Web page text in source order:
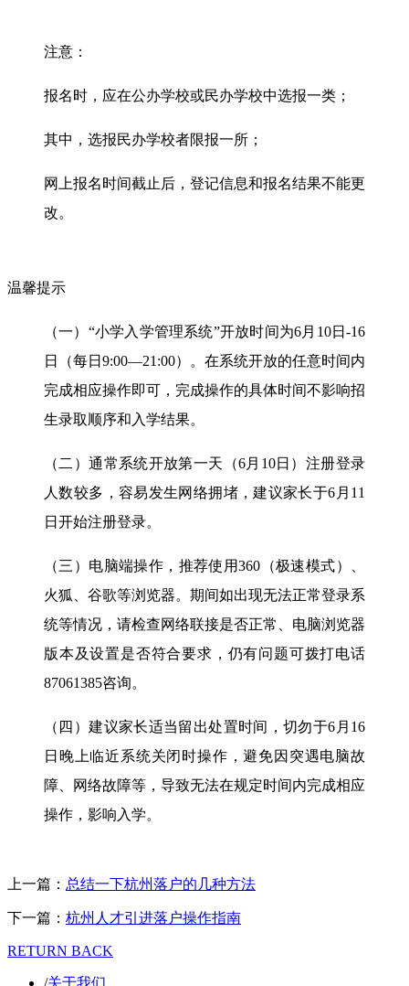
注意：
报名时，应在公办学校或民办学校中选报一类；
其中，选报民办学校者限报一所；
网上报名时间截止后，登记信息和报名结果不能更
改。
温馨提示
（一）“小学入学管理系统”开放时间为6月10日-16
日（每日9:00—21:00）。在系统开放的任意时间内
完成相应操作即可，完成操作的具体时间不影响招
生录取顺序和入学结果。
（二）通常系统开放第一天（6月10日）注册登录
人数较多，容易发生网络拥堵，建议家长于6月11
日开始注册登录。
（三）电脑端操作，推荐使用360（极速模式）、
火狐、谷歌等浏览器。期间如出现无法正常登录系
统等情况，请检查网络联接是否正常、电脑浏览器
版本及设置是否符合要求，仍有问题可拨打电话
87061385咨询。
（四）建议家长适当留出处置时间，切勿于6月16
日晚上临近系统关闭时操作，避免因突遇电脑故
障、网络故障等，导致无法在规定时间内完成相应
操作，影响入学。
上一篇： 总结一下杭州落户的几种方法
下一篇： 杭州人才引进落户操作指南
RETURN BACK
/关于我们